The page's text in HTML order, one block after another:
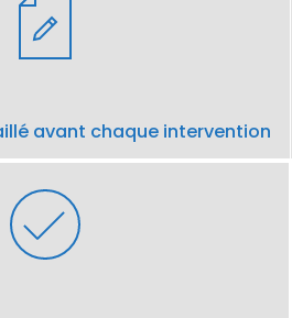
avant chaque intervention